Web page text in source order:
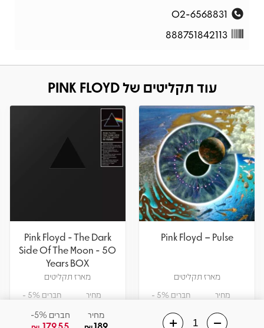
מחיר חברים 5%-
02-6568831
888751842113
עוד תקליטים של PINK FLOYD
Pink Floyd – Pulse
מארז תקליטים
מחיר חברים 5% -
Pink Floyd - The Dark
Side Of The Moon - 50
Years BOX
מארז תקליטים
מחיר חברים 5% -